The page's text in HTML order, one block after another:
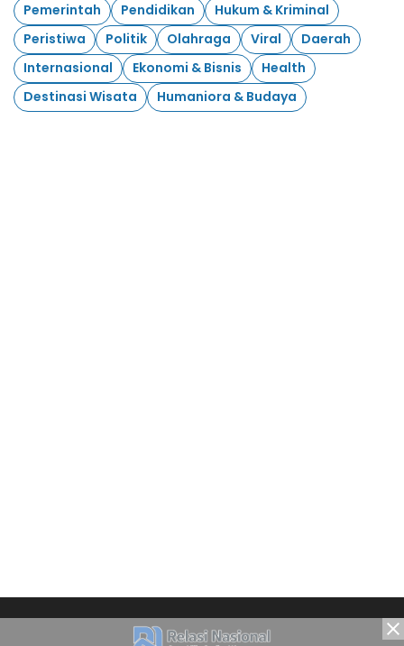
Pemerintah Pendidikan
Hukum & Kriminal
Peristiwa
Politik Olahraga Viral
Daerah
Internasional
Ekonomi & Bisnis
Health
Destinasi Wisata
Humaniora & Budaya